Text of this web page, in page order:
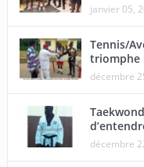
janvier 05,
Tennis/
triomphe
décembre
décembre